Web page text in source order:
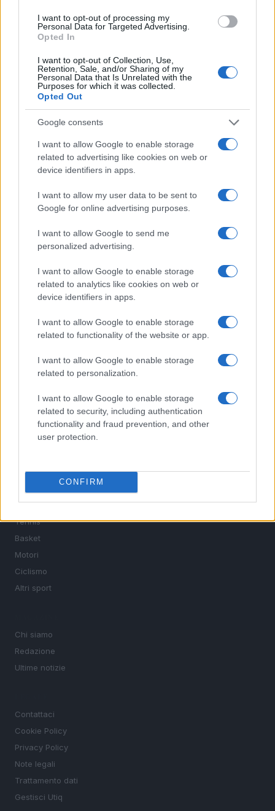
I want to opt-out of processing my
Personal Data for Targeted Advertising.
Opted In
I want to opt-out of Collection, Use,
Retention, Sale, and/or Sharing of my
Personal Data that Is Unrelated with the
Purposes for which it was collected.
Opted Out
Google consents
I want to allow Google to enable storage
related to advertising like cookies on web or
device identifiers in apps.
I want to allow my user data to be sent to
Google for online advertising purposes.
I want to allow Google to send me
personalized advertising.
I want to allow Google to enable storage
related to analytics like cookies on web or
device identifiers in apps.
I want to allow Google to enable storage
related to functionality of the website or app.
I want to allow Google to enable storage
related to personalization.
I want to allow Google to enable storage
related to security, including authentication
functionality and fraud prevention, and other
user protection.
CONFIRM
Pallavolo Padova 2026: il calendario dettagliato della
preparazione pre-campionato
Francesca Lombardi · 8 Ago 2026
PIÙ LETTI
Chouchaa: chi è il calciatore algerino?
Union Berlino-Cagliari: dove vedere l’amichevole
estiva in diretta
indossato le due maglie
Il patrimonio di Alex Del Piero: tutti i guadagni di
Sportmagazine: notizie, approfondimenti e classifiche su
MotoGP e Olimpiadi. Le ultime news dalle competizioni
nazionali e internazionali, gli highlight delle partite, le
interviste ai protagonisti e i risultati in tempo reale di tutte
le discipline che fanno emozionare gli appassionati di
Calcio
Tennis
Basket
Motori
Ciclismo
Altri sport
Chi siamo
Redazione
Ultime notizie
Contattaci
Cookie Policy
Privacy Policy
Note legali
Trattamento dati
Gestisci Utiq